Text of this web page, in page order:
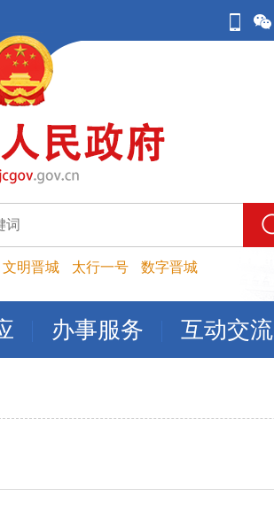
文明晋城 太行一号 数字晋城
办事服务 互动交流